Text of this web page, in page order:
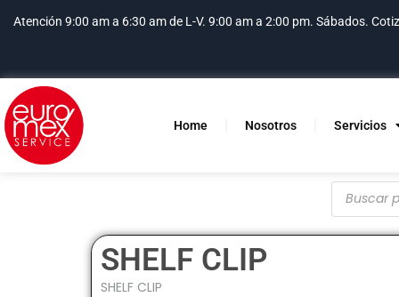
Atención 9:00 am a 6:30 am de L-V. 9:00 am a 2:00 pm. Sábados.
Home Nosotros Servicios
SHELF CLIP
SHELF CLIP